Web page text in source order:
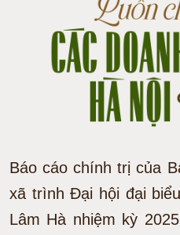
Báo cáo chính trị của
xã trình Đại hội đại
Lâm Hà nhiệm kỳ